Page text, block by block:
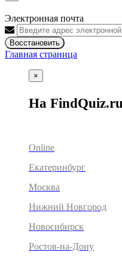
Электронная почта
Восстановить
Главная страница
×
На
Online
Екатеринбург
Москва
Нижний Новгород
Новосибирск
Ростов-на-Дону